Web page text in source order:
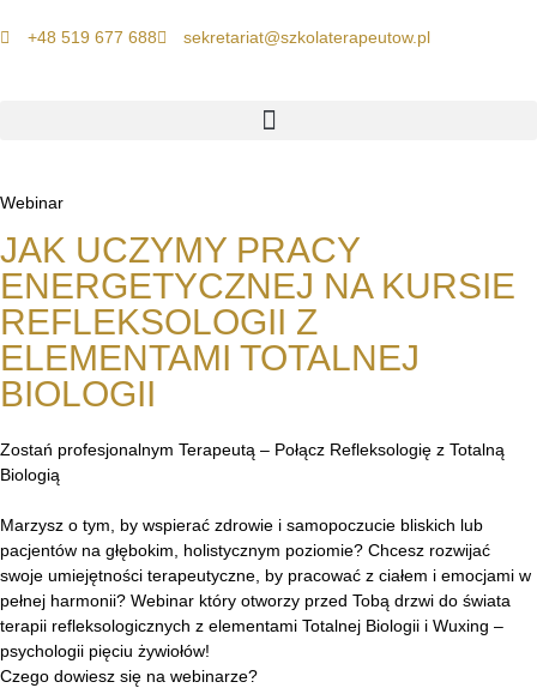
+48 519 677 688 sekretariat@szkolaterapeutow.pl
Webinar
JAK UCZYMY PRACY
ENERGETYCZNEJ NA KURSIE
REFLEKSOLOGII Z
ELEMENTAMI TOTALNEJ
BIOLOGII
Zostań profesjonalnym Terapeutą – Połącz Refleksologię z Totalną
Biologią
Marzysz o tym, by wspierać zdrowie i samopoczucie bliskich lub
pacjentów na głębokim, holistycznym poziomie? Chcesz rozwijać
swoje umiejętności terapeutyczne, by pracować z ciałem i emocjami w
pełnej harmonii? Webinar który otworzy przed Tobą drzwi do świata
terapii refleksologicznych z elementami Totalnej Biologii i Wuxing –
psychologii pięciu żywiołów!
Czego dowiesz się na webinarze?